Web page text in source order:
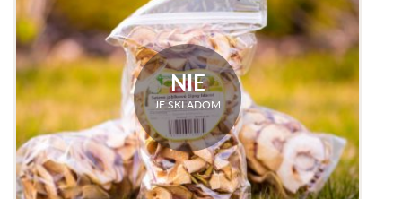
NIE
JE SKLADOM